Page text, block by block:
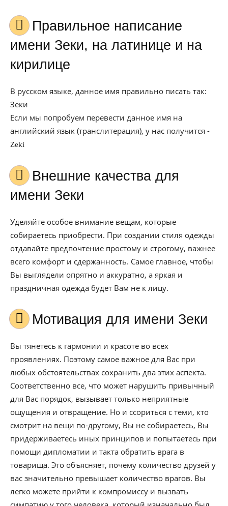
Правильное написание
имени Зеки, на латинице и на
кирилице
В русском языке, данное имя правильно писать так:
Зеки
Если мы попробуем перевести данное имя на
английский язык (транслитерация), у нас получится -
Zeki
Внешние качества для
имени Зеки
Уделяйте особое внимание вещам, которые
собираетесь приобрести. При создании стиля одежды
отдавайте предпочтение простому и строгому, важнее
всего комфорт и сдержанность. Самое главное, чтобы
Вы выглядели опрятно и аккуратно, а яркая и
праздничная одежда будет Вам не к лицу.
Мотивация для имени Зеки
Вы тянетесь к гармонии и красоте во всех
проявлениях. Поэтому самое важное для Вас при
любых обстоятельствах сохранить два этих аспекта.
Соответственно все, что может нарушить привычный
для Вас порядок, вызывает только неприятные
ощущения и отвращение. Но и ссориться с теми, кто
смотрит на вещи по-другому, Вы не собираетесь, Вы
придерживаетесь иных принципов и попытаетесь при
помощи дипломатии и такта обратить врага в
товарища. Это объясняет, почему количество друзей у
вас значительно превышает количество врагов. Вы
легко можете прийти к компромиссу и вызвать